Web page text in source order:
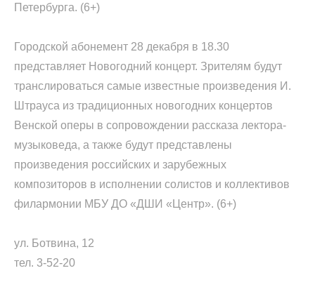
Петербурга. (6+)
Городской абонемент 28 декабря в 18.30
представляет Новогодний концерт. Зрителям будут
транслироваться самые известные произведения И.
Штрауса из традиционных новогодних концертов
Венской оперы в сопровождении рассказа лектора-
музыковеда, а также будут представлены
произведения российских и зарубежных
композиторов в исполнении солистов и коллективов
филармонии МБУ ДО «ДШИ «Центр». (6+)
ул. Ботвина, 12
тел. 3-52-20